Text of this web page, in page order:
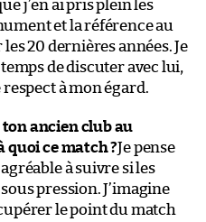
j’en ai pris plein les
et la référence au
20 dernières années. Je
de discuter avec lui,
respect à mon égard.
ancien club au
quoi ce match ?Je pense
à suivre si les
pression. J’imagine
le point du match